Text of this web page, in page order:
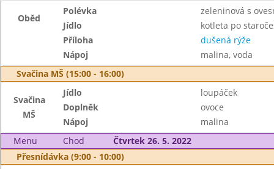
Oběd
Polévka
zeleninová s
Jídlo
kotleta po
Příloha
dušená rýže
Nápoj
malina, voda
Svačina MŠ (15:00 - 16:00)
Svačina
MŠ
Jídlo
loupáček
Doplněk
ovoce
Nápoj
malina
Menu
Chod
Čtvrtek 26. 5. 2022
Přesnídávka (9:00 - 10:00)